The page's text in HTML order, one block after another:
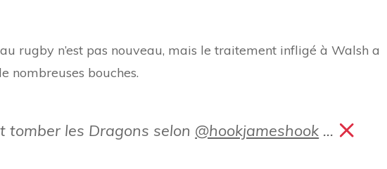
rugby n’est pas nouveau, mais le traitement infligé à Walsh a
nombreuses bouches.
tomber les Dragons selon @hookjameshook …